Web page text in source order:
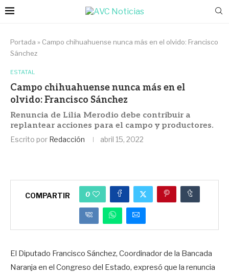
Portada » Campo chihuahuense nunca más en el olvido: Francisco
Sánchez
ESTATAL
Campo chihuahuense nunca más en el
olvido: Francisco Sánchez
Renuncia de Lilia Merodio debe contribuir a
replantear acciones para el campo y productores.
Escrito por Redacción abril 15, 2022
COMPARTIR 0
El Diputado Francisco Sánchez, Coordinador de la Bancada
Naranja en el Congreso del Estado, expresó que la renuncia